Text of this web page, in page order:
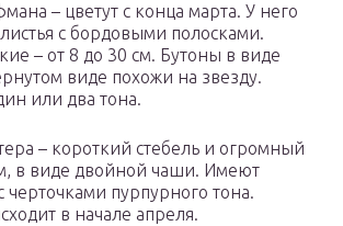
– цветут с конца марта. У него
с бордовыми полосками.
– от 8 до 30 см. Бутоны в виде
виде похожи на звезду.
или два тона.
– короткий стебель и огромный
в виде двойной чаши. Имеют
черточками пурпурного тона.
в начале апреля.